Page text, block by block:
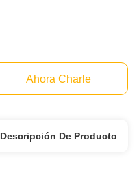
Ahora Charle
Descripción De Producto